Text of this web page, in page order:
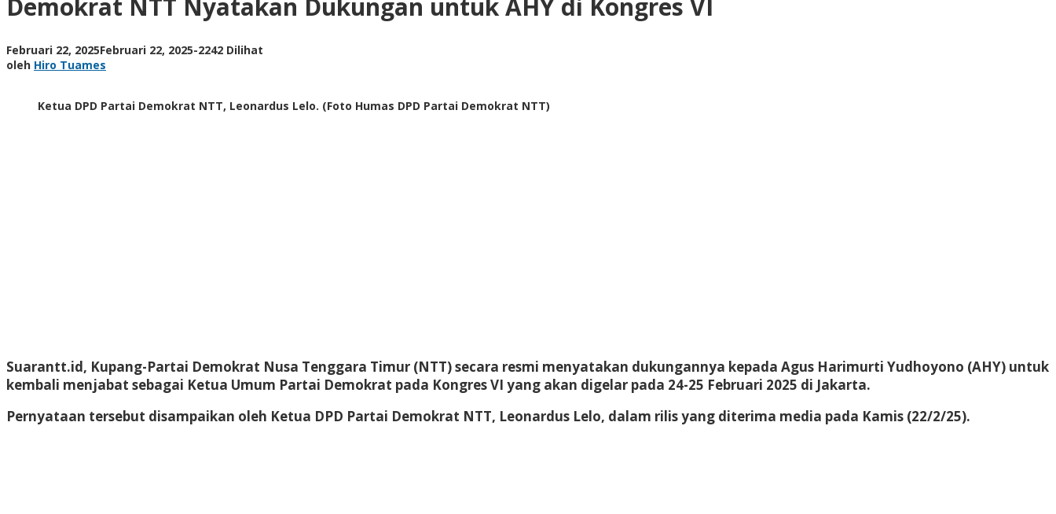
untuk
Kongres
Demokrat NTT Nyatakan Dukungan untuk AHY di Kongres VI
Februari 22, 2025Februari 22, 2025oleh
-2242 Dilihat
oleh Hiro Tuames
Ketua DPD Partai Demokrat NTT, Leonardus Lelo. (Foto Humas DPD Partai Demokrat NTT)
Suarantt.id, Kupang-Partai Demokrat Nusa Tenggara Timur (NTT) secara resmi menyatakan dukungannya kepada Agus Harimurti Yudhoyono (AHY) untuk
kembali menjabat sebagai Ketua Umum Partai Demokrat pada Kongres VI yang akan digelar pada 24-25 Februari 2025 di Jakarta.
Pernyataan tersebut disampaikan oleh Ketua DPD Partai Demokrat NTT, Leonardus Lelo, dalam rilis yang diterima media pada Kamis (22/2/25).